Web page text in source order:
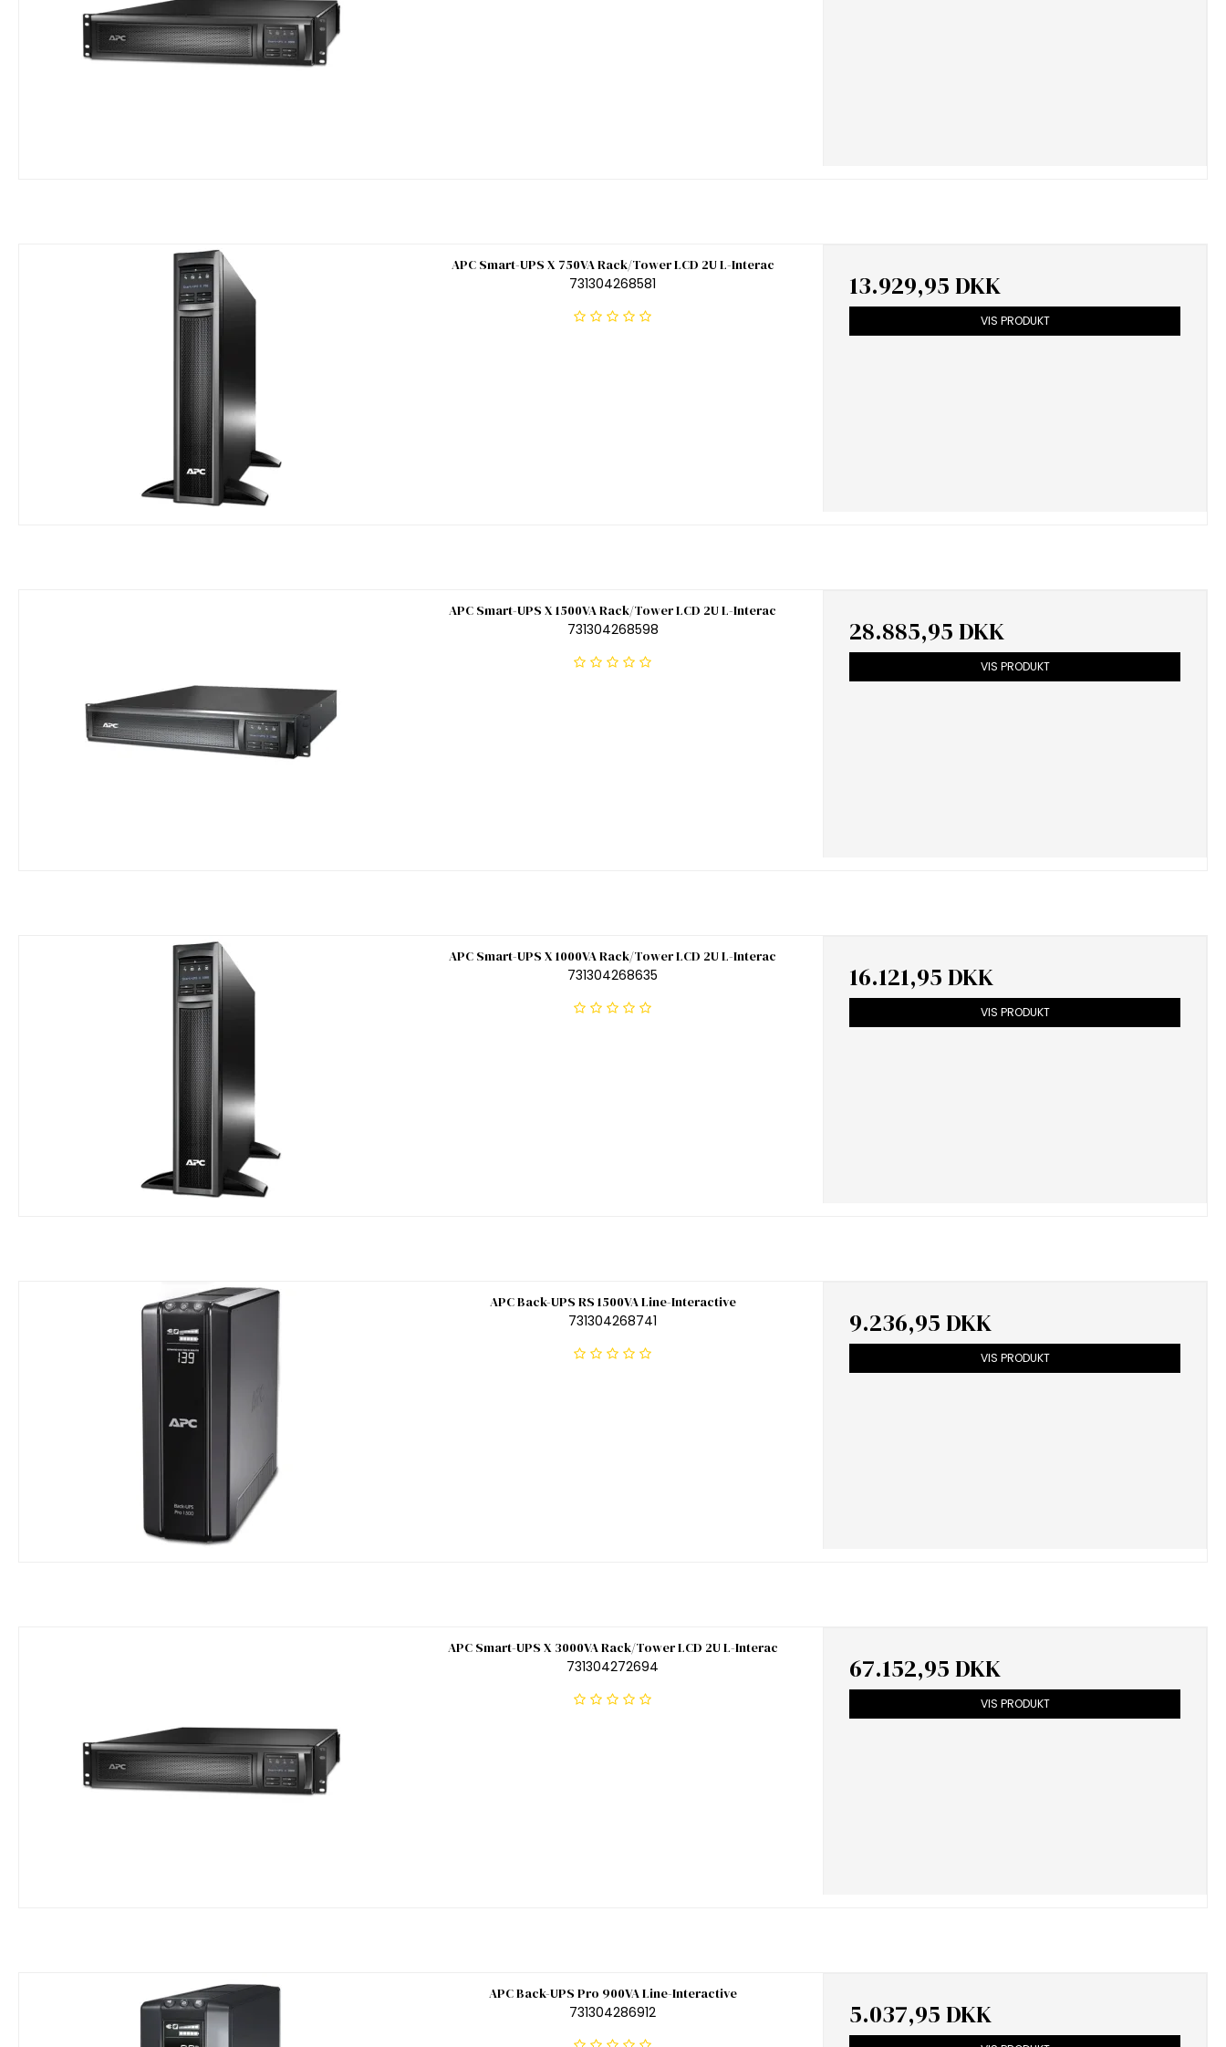
APC Smart-UPS X 750VA Rack/Tower LCD 2U L-Interac
731304268581
13.929,95 DKK
VIS PRODUKT
APC Smart-UPS X 1500VA Rack/Tower LCD 2U L-Interac
731304268598
28.885,95 DKK
VIS PRODUKT
APC Smart-UPS X 1000VA Rack/Tower LCD 2U L-Interac
731304268635
16.121,95 DKK
VIS PRODUKT
APC Back-UPS RS 1500VA Line-Interactive
731304268741
9.236,95 DKK
VIS PRODUKT
APC Smart-UPS X 3000VA Rack/Tower LCD 2U L-Interac
731304272694
67.152,95 DKK
VIS PRODUKT
APC Back-UPS Pro 900VA Line-Interactive
731304286912
5.037,95 DKK